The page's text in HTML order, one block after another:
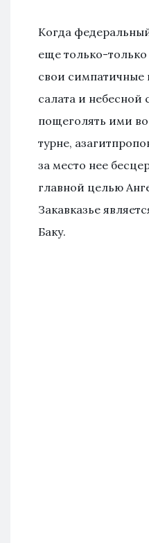
Когда
еще только-
свои симпатичные
салата и небесной
пощеголять ими во
турне,
за место нее
главной целью
Закавказье
Баку.